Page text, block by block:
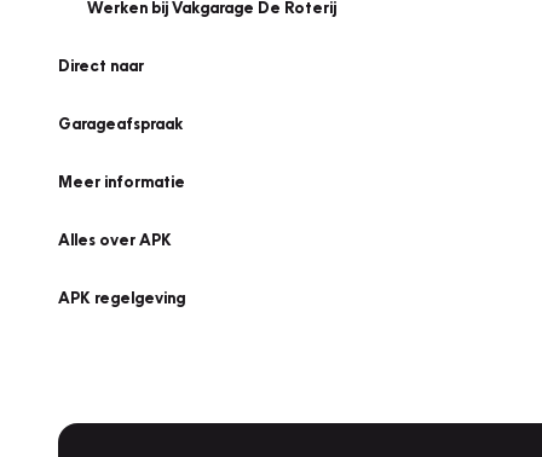
Werken bij Vakgarage De Roterij
Direct naar
Garageafspraak
Meer informatie
Alles over APK
APK regelgeving